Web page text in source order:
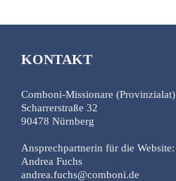
KONTAKT
Comboni-Missionare (Provinzialat)
Scharrerstraße 32
90478 Nürnberg
Ansprechpartnerin für die Website:
Andrea Fuchs
andrea.fuchs@comboni.de